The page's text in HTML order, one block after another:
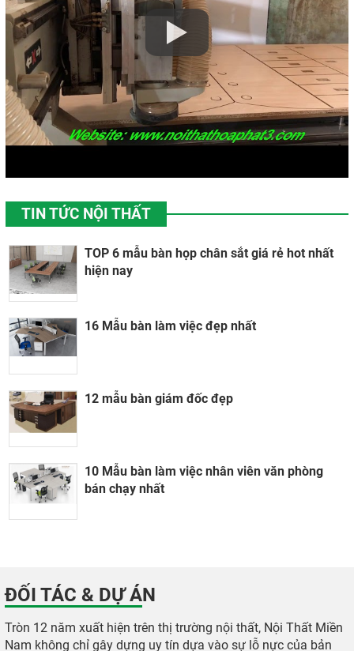
TIN TỨC NỘI THẤT
TOP 6 mẫu bàn họp chân sắt giá rẻ hot nhất
hiện nay
16 Mẫu bàn làm việc đẹp nhất
12 mẫu bàn giám đốc đẹp
10 Mẫu bàn làm việc nhân viên văn phòng
bán chạy nhất
ĐỐI TÁC & DỰ ÁN
Tròn 12 năm xuất hiện trên thị trường nội thất, Nội Thất Miền
Nam không chỉ gây dựng uy tín dựa vào sự lỗ nực của bản